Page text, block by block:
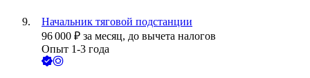
Начальник тяговой подстанции
96 000 ₽ за месяц, до вычета налогов
Опыт 1-3 года